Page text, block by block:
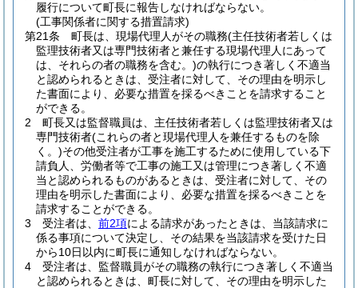
履行について町長に報告しなければならない。
(工事関係者に関する措置請求)
第21条
町長は、現場代理人がその職務(主任技術者若しくは
監理技術者又は専門技術者と兼任する現場代理人にあって
は、それらの者の職務を含む。)の執行につき著しく不適当
と認められるときは、受注者に対して、その理由を明示し
た書面により、必要な措置を採るべきことを請求すること
ができる。
2
町長又は監督職員は、主任技術者若しくは監理技術者又は
専門技術者(これらの者と現場代理人を兼任するものを除
く。)その他受注者が工事を施工するために使用している下
請負人、労働者等で工事の施工又は管理につき著しく不適
当と認められるものがあるときは、受注者に対して、その
理由を明示した書面により、必要な措置を採るべきことを
請求することができる。
3
受注者は、 前2項による請求があったときは、当該請求に
係る事項について決定し、その結果を当該請求を受けた日
から10日以内に町長に通知しなければならない。
4
受注者は、監督職員がその職務の執行につき著しく不適当
と認められるときは、町長に対して、その理由を明示した